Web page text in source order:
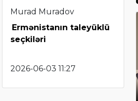
Murad Muradov
Ermənistanın taleyüklü
seçkiləri
2026-06-03 11:27